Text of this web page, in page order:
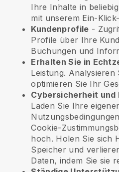
Ihre Inhalte in
mit unserem Ein-
Kundenprofile -
Profile über Ihre
Buchungen und
Erhalten Sie in
Leistung. Analysieren
optimieren Sie Ihr
Cybersicherheit und
Laden Sie Ihre
Cookie-
hoch. Holen Sie sich
Speicher und
Daten, indem Sie sie